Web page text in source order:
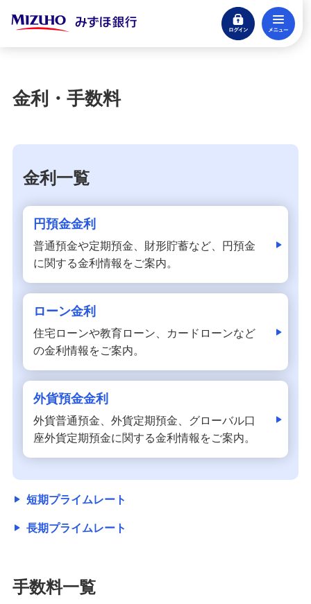
ログイン
閉じる
口座開設
クレジットカード・デビット
ローン
住宅ローン・カードローン
貯める・増やす
預金・NISA・資産運用
備える
相続・保険
学ぶ・考える
生涯学習
お客さまサポート
困ったときは・よくあるご質問
みずほ銀行について
金利・手数料
金利一覧
円預金金利
普通預金や定期預金、財形貯蓄など、円預金
に関する金利情報をご案内。
ローン金利
住宅ローンや教育ローン、カードローンなど
の金利情報をご案内。
外貨預金金利
外貨普通預金、外貨定期預金、グローバル口
座外貨定期預金に関する金利情報をご案内。
短期プライムレート
長期プライムレート
手数料一覧